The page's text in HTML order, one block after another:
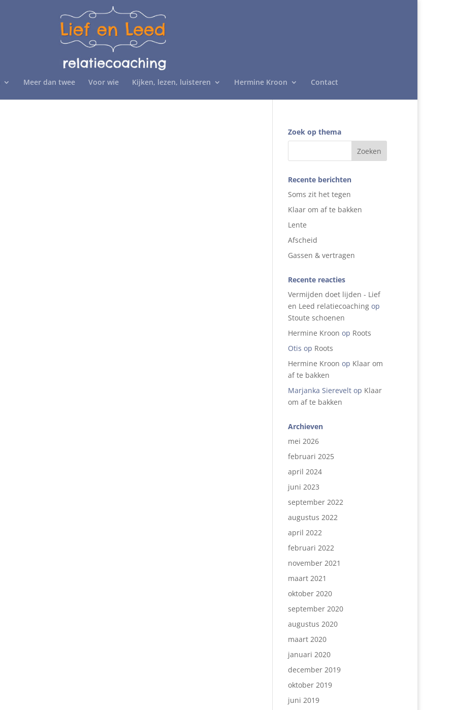
Meer dan twee Voor wie Kijken, lezen, luisteren Hermine Kroon Contact
Zoek op thema
Recente berichten
Soms zit het tegen
Klaar om af te bakken
Lente
Afscheid
Gassen & vertragen
Recente reacties
Vermijden doet lijden - Lief
en Leed relatiecoachingop
Stoute schoenen
Hermine Kroon op Roots
Otis op Roots
Hermine Kroon op Klaar om
af te bakken
Marjanka Siereveltop Klaar
om af te bakken
Archieven
mei 2026
februari 2025
april 2024
juni 2023
september 2022
augustus 2022
april 2022
februari 2022
november 2021
maart 2021
oktober 2020
september 2020
augustus 2020
maart 2020
januari 2020
december 2019
oktober 2019
juni 2019